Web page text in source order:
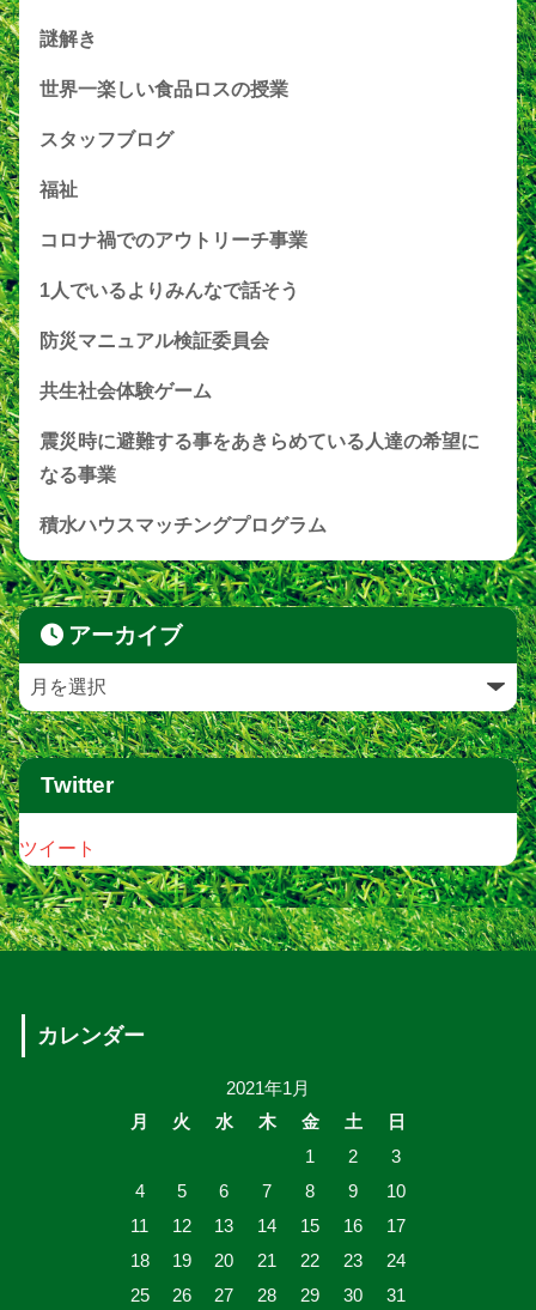
謎解き
世界一楽しい食品ロスの授業
スタッフブログ
福祉
コロナ禍でのアウトリーチ事業
1人でいるよりみんなで話そう
防災マニュアル検証委員会
共生社会体験ゲーム
震災時に避難する事をあきらめている人達の希望に
なる事業
積水ハウスマッチングプログラム
アーカイブ
Twitter
ツイート
カレンダー
2021年1月
月
火 水 木 金 土
日
1
2
3
4
5 6 7 8 9
10
11
12 13 14 15 16
17
18
19 20 21 22 23
24
25
26 27 28 29 30 31